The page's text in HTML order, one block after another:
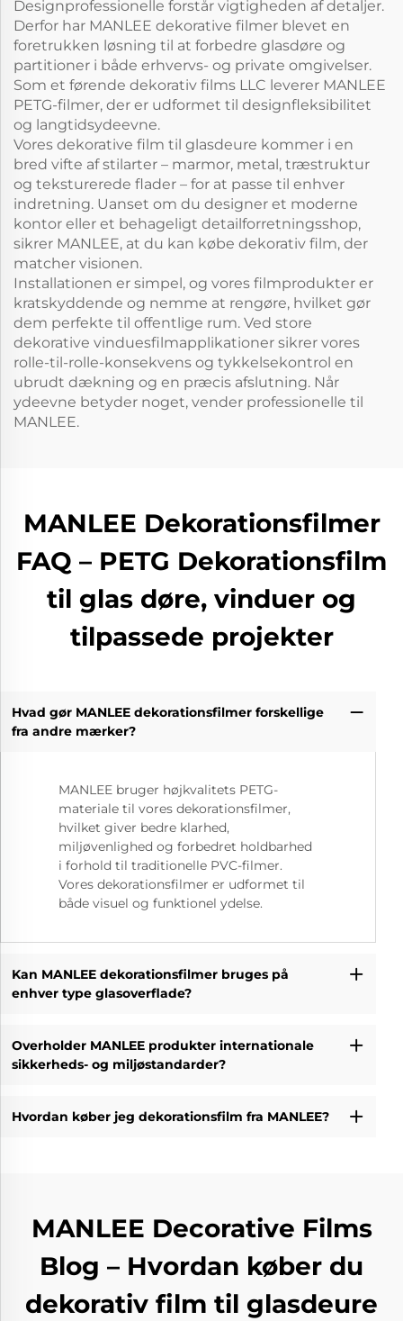
Designprofessionelle forstår vigtigheden af detaljer.
Derfor har MANLEE dekorative filmer blevet en
foretrukken løsning til at forbedre glasdøre og
partitioner i både erhvervs- og private omgivelser.
Som et førende dekorativ films LLC leverer MANLEE
PETG-filmer, der er udformet til designfleksibilitet
og langtidsydeevne.
Vores dekorative film til glasdeure kommer i en
bred vifte af stilarter – marmor, metal, træstruktur
og teksturerede flader – for at passe til enhver
indretning. Uanset om du designer et moderne
kontor eller et behageligt detailforretningsshop,
sikrer MANLEE, at du kan købe dekorativ film, der
matcher visionen.
Installationen er simpel, og vores filmprodukter er
kratskyddende og nemme at rengøre, hvilket gør
dem perfekte til offentlige rum. Ved store
dekorative vinduesfilmapplikationer sikrer vores
rolle-til-rolle-konsekvens og tykkelsekontrol en
ubrudt dækning og en præcis afslutning. Når
ydeevne betyder noget, vender professionelle til
MANLEE.
MANLEE Dekorationsfilmer
FAQ – PETG Dekorationsfilm
til glas døre, vinduer og
tilpassede projekter
Hvad gør MANLEE dekorationsfilmer forskellige
fra andre mærker?
MANLEE bruger højkvalitets PETG-
materiale til vores dekorationsfilmer,
hvilket giver bedre klarhed,
miljøvenlighed og forbedret holdbarhed
i forhold til traditionelle PVC-filmer.
Vores dekorationsfilmer er udformet til
både visuel og funktionel ydelse.
Kan MANLEE dekorationsfilmer bruges på
enhver type glasoverflade?
Overholder MANLEE produkter internationale
sikkerheds- og miljøstandarder?
Hvordan køber jeg dekorationsfilm fra MANLEE?
MANLEE Decorative Films
Blog – Hvordan køber du
dekorativ film til glasdeure